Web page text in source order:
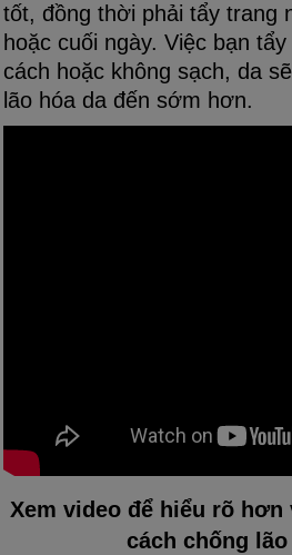
tốt, đồng thời phải tẩy trang
hoặc cuối ngày. Việc bạn
cách hoặc không sạch, da
lão hóa da đến sớm hơn.
Xem video để hiểu rõ hơn
cách chống